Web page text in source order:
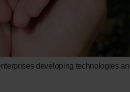
developing technologies